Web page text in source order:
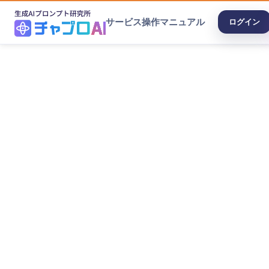
サービス操作マニュアル ログイン